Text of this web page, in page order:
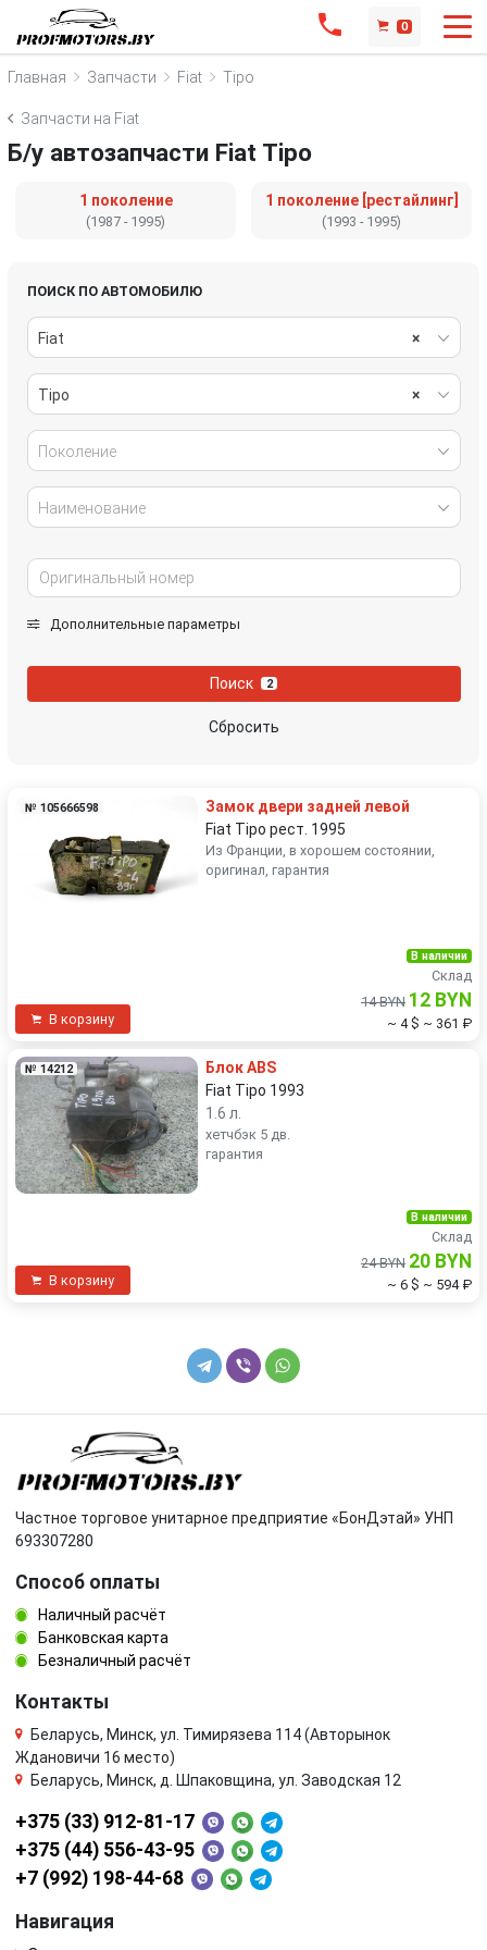
0
Главная Запчасти Fiat Tipo
Запчасти на Fiat
Б/у автозапчасти Fiat Tipo
1 поколение
(1987 - 1995)
1 поколение [рестайлинг]
(1993 - 1995)
ПОИСК ПО АВТОМОБИЛЮ
×
Fiat
×
Tipo
Поколение
Наименование
Дополнительные параметры
Поиск 2
Сбросить
№ 105666598
Замок двери задней левой
Fiat Tipo рест. 1995
Из Франции, в хорошем состоянии,
оригинал, гарантия
В корзину
В наличии
Склад
14 BYN 12 BYN
~ 4 $ ~ 361 ₽
№ 14212
Блок ABS
Fiat Tipo 1993
1.6 л.
хетчбэк 5 дв.
гарантия
В корзину
В наличии
Склад
24 BYN 20 BYN
~ 6 $ ~ 594 ₽
Частное торговое унитарное предприятие «БонДэтай» УНП
693307280
Способ оплаты
Наличный расчёт
Банковская карта
Безналичный расчёт
Контакты
Беларусь, Минск, ул. Тимирязева 114 (Авторынок
Ждановичи 16 место)
Беларусь, Минск, д. Шпаковщина, ул. Заводская 12
+375 (33) 912-81-17
+375 (44) 556-43-95
+7 (992) 198-44-68
Навигация